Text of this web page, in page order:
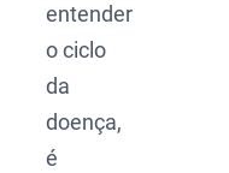
entender
o ciclo
da
doença,
é